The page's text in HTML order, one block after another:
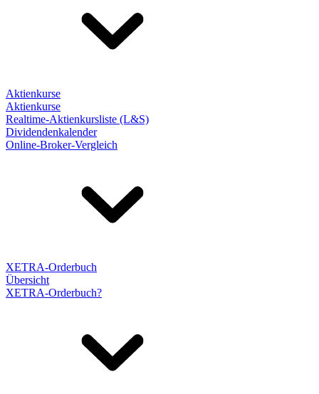
Aktienkurse
Aktienkurse
Realtime-Aktienkursliste (L&S)
Dividendenkalender
Online-Broker-Vergleich
XETRA-Orderbuch
Übersicht
XETRA-Orderbuch?